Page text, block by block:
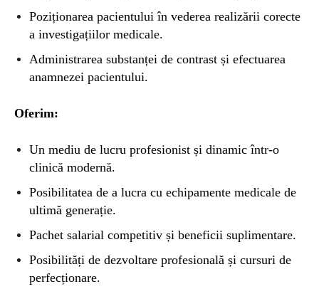
Poziționarea pacientului în vederea realizării corecte
a investigațiilor medicale.
Administrarea substanței de contrast și efectuarea
anamnezei pacientului.
Oferim:
Un mediu de lucru profesionist și dinamic într-o
clinică modernă.
Posibilitatea de a lucra cu echipamente medicale de
ultimă generație.
Pachet salarial competitiv și beneficii suplimentare.
Posibilități de dezvoltare profesională și cursuri de
perfecționare.